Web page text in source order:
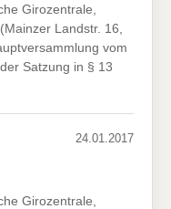
Girozentrale,
Landstr. 16,
vom
Satzung in § 13
24.01.2017
Girozentrale,